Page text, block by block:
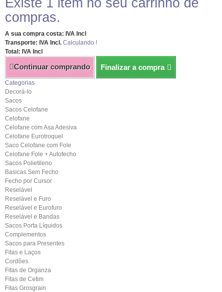
Existe 1 item no seu carrinho de
compras.
A sua compra costa: IVA Incl
Transporte: IVA Incl. Calculando !
Total: IVA Incl
Continuar comprando Finalizar a compra
Categorias
Decorá-lo
Sacos
Sacos Celofane
Celofane
Celofane com Asa Adesiva
Celofane Eurotroquel
Saco Celofane com Fole
Celofane Fole + Autofecho
Sacos Polietileno
Basicas Sem Fecho
Fecho por Cursor
Reselável
Reselável e Furo
Reselável e Eurofuro
Reselável e Bandas
Sacos Porta Líquidos
Complementos
Sacos para Presentes
Fitas e Laços
Cordões
Fitas de Organza
Fitas de Cetim
Fitas Grosgrain